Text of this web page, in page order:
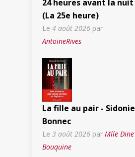
24 heures avant la nuit
(La 25e heure)
Le 4 août 2026 par
AntoineRives
La fille au pair - Sidonie
Bonnec
Le 3 août 2026 par Mlle Dine
Bouquine